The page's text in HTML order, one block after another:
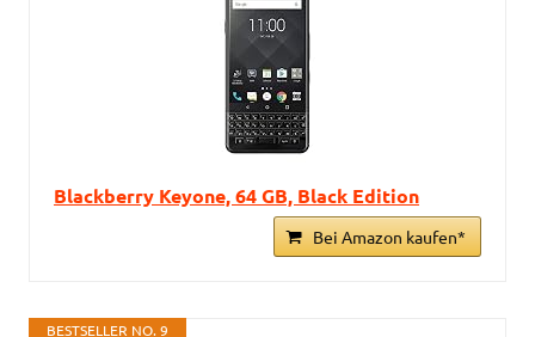
Blackberry Keyone, 64 GB, Black Edition
Bei Amazon kaufen*
BESTSELLER NO. 9